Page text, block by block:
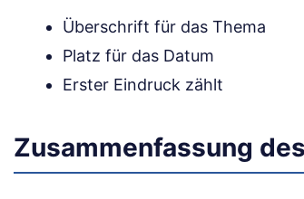
Überschrift für das Thema
Platz für das Datum
Erster Eindruck zählt
Zusammenfassung